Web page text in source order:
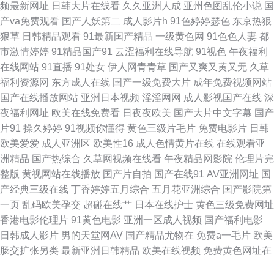
成人AV 91操网 俺去也俺去啦 国产呦交精品视频 老司机福利院 日韩欧美专
区 一区美女 97超碰视屏 国产91网址 超碰91资源 91豆花影院 东京热天堂久
久 九一传媒影视传媒 日本免费A∨ 亚洲Av色情网占 阿v视频在线观看 国产呦
交精品视频 免费成人17 日韩黄色免费网站 性爱日韩 91视频观看网站 超碰
97成人在线 国产精品免费网站 欧洲综合色网 性爱超碰 91网站链接 岛国毛片
在线观看 激情夜色av 欧美成人性爱综合 色色撸大妈 影音先锋欧美四级 抖阴
变态大 日本中文字幕色 51国产自拍视频 豆花视频九一免费 久久国内精品 91
爽片 日本后入视频 伊人伦理电影 白丝喷水在线 国产色色五月天 日本AⅤ在线
伊人婷婷色香五月 wwwav麻豆网 激情文学另类av 欧美爽爽 午夜剧场在线爽
频最新网址 日韩大片在线看 久久亚洲人成 亚州色图乱伦小说 国
产va免费观看 国产人妖第二 成人影片h 91色婷婷瑟色 东京热狠
狠草 日韩精品观看 91最新国产精品 一级黄色网 91色色人妻 都
市激情婷婷 91精品国产91 云涩福利在线导航 91视色 午夜福利
在线网站 91直播 91处女 伊人网青青草 国产又爽又黄又无 久草
福利资源网 东方成人在线 国产一级免费大片 成年免费视频网站
国产在线播放网站 亚洲日本视频 淫淫网网 成人影视国产在线 深
夜福利网址 欧美在线免费看 日夜夜欧美 国产大片中文字幕 国产
片91 操久婷婷 91视频你懂得 黄色三级片毛片 免费电影片 日韩
欧美爱爱 成人亚洲区 欧美性16 成人色情黄片在线 在线观看亚
洲精品 国产热综合 久草网视频在线看 午夜精品网影院 伦理片完
整版 黄视网站在线播放 国产片自拍 国产在线91 AV亚洲网址 国
产经典三级在线 丁香婷婷五月综合 五月花亚洲综合 国产影院第
一页 乱码欧美孕交 超碰在线艹 日本在线护士 黄色三级免费网址
香港电影伦理片 91黄色电影 亚洲一区成人视频 国产福利电影
日韩成人影片 男的天堂网AV 国产精品尤物在 免费a一毛片 欧美
肠交扩张另类 最新亚洲日韩精品 欧美在线视频 免费黄色网址在